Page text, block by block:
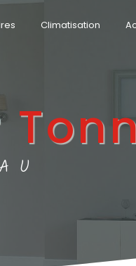
Climatisation